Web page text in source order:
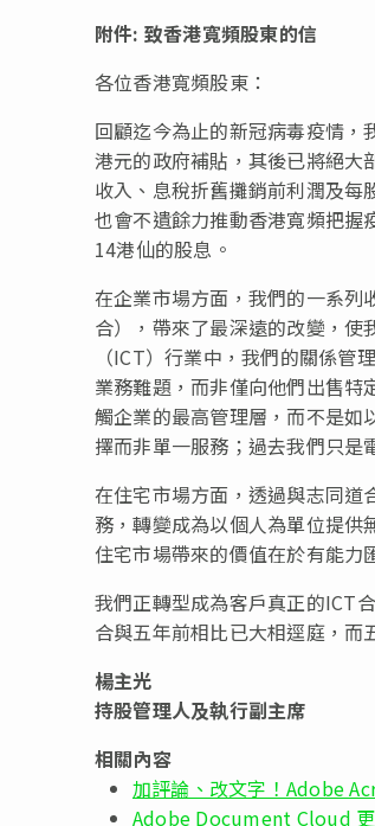
附件: 致香港寬頻股東的信
各位香港寬頻股東：
回顧迄今為止的新冠病毒疫情
港元的政府補貼，其後已將絕大
收入、息稅折舊攤銷前利潤及
也會不遺餘力推動香港寬頻把握
14港仙的股息。
在企業市場方面，我們的一系列
合），帶來了最深遠的改變，
（ICT）行業中，我們的關係
業務難題，而非僅向他們出售
觸企業的最高管理層，而不是如
擇而非單一服務；過去我們只是
在住宅市場方面，透過與志同道
務，轉變成為以個人為單位提
住宅市場帶來的價值在於有能力
我們正轉型成為客戶真正的ICT
合與五年前相比已大相逕庭，而
楊主光
持股管理人及執行副主席
相關內容
加評論、改文字！Adobe
Adobe Document Cloud